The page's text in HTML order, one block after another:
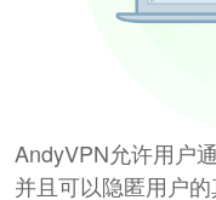
AndyVPN允许用户
并且可以隐匿用户